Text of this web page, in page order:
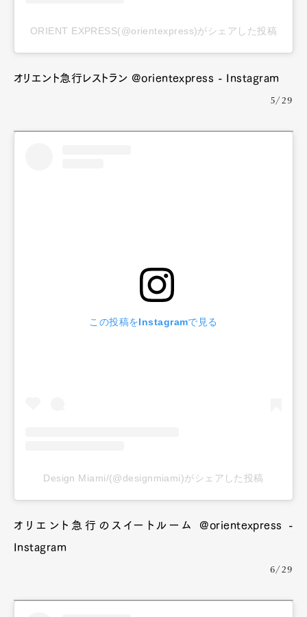
ORIENT EXPRESS(@orientexpress)がシェアした投稿
オリエント急行レストラン @orientexpress - Instagram
5/29
この投稿をInstagramで見る
Design Miami/(@designmiami)がシェアした投稿
オリエント急行のスイートルーム @orientexpress -
Instagram
6/29